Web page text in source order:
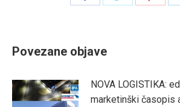
Povezane objave
NOVA LOGISTIKA:
marketinški časopis